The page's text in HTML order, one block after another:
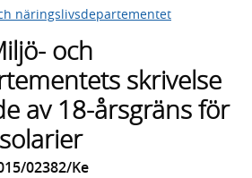
näringslivsdepartementet
och
skrivelse
av 18-årsgräns för
02382/Ke